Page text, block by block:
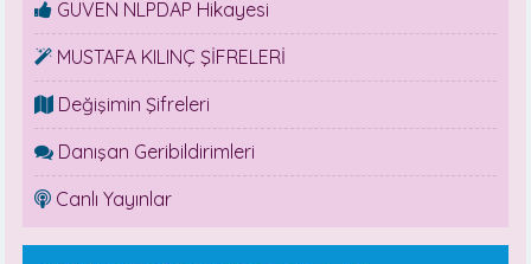
GÜVEN NLPDAP Hikayesi
MUSTAFA KILINÇ ŞİFRELERİ
Değişimin Şifreleri
Danışan Geribildirimleri
Canlı Yayınlar